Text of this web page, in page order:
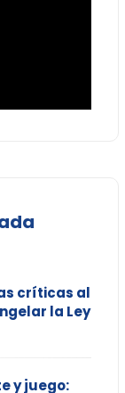
críticas al
la Ley
y juego: